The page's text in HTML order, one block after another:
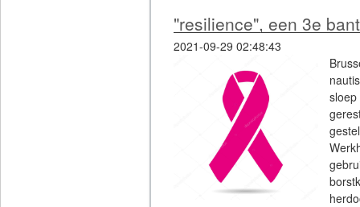
"resilience", een 3e
2021-09-29 02:48:43